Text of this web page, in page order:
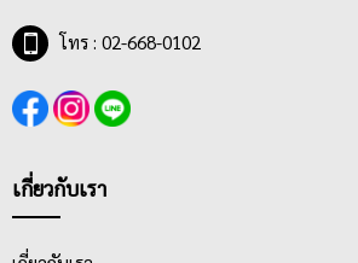
โทร : 02-668-0102
เกี่ยวกับเรา